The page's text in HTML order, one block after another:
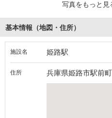
写真をもっと見
基本情報（地図・住所）
施設名 姫路駅
住所 兵庫県姫路市駅前